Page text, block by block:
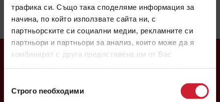
трафика си. Също така споделяме информация за
начина, по който използвате сайта ни, с
партньорските си социални медии, рекламните си
партньори и партньори за анализ, които може да я
комбинират с друга предоставена им от Вас
наСтрого nеобходими
1 2 3 4 5 6 7 8 9 10 11 12 13 14 15 16 17 18
26 29 30
34 35 36 37 38 39 40 41 42 43 44 45
49 50 51 52 53 54 55